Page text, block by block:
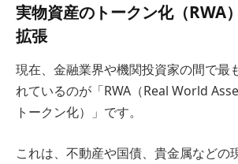
実物資産のトークン化（RWA
拡張
現在、金融業界や機関投資家の間で最
れているのが「RWA（Real World
トークン化）」です。
これは、不動産や国債、貴金属などの